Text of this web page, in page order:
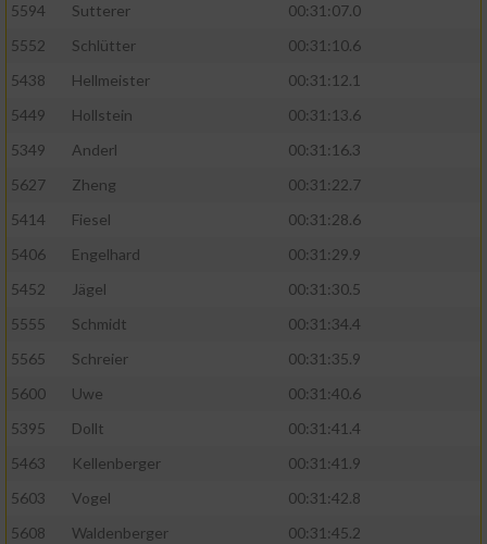
5594
Sutterer
00:31:07.0
5552
Schlütter
00:31:10.6
5438
Hellmeister
00:31:12.1
5449
Hollstein
00:31:13.6
5349
Anderl
00:31:16.3
5627
Zheng
00:31:22.7
5414
Fiesel
00:31:28.6
5406
Engelhard
00:31:29.9
5452
Jägel
00:31:30.5
5555
Schmidt
00:31:34.4
5565
Schreier
00:31:35.9
5600
Uwe
00:31:40.6
5395
Dollt
00:31:41.4
5463
Kellenberger
00:31:41.9
5603
Vogel
00:31:42.8
5608
Waldenberger
00:31:45.2